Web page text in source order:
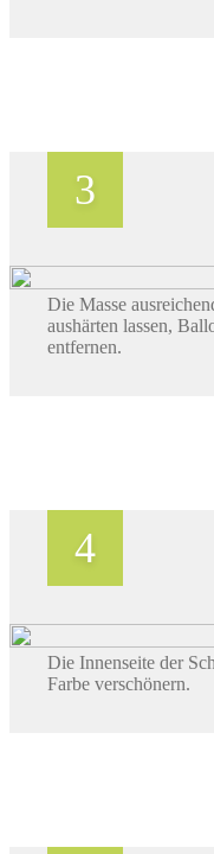
Die Masse
aushärten lassen,
entfernen.
Die Innenseite der
Farbe verschönern.